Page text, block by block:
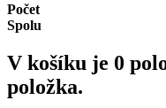
Počet
Spolu
V košíku je 0
položka.